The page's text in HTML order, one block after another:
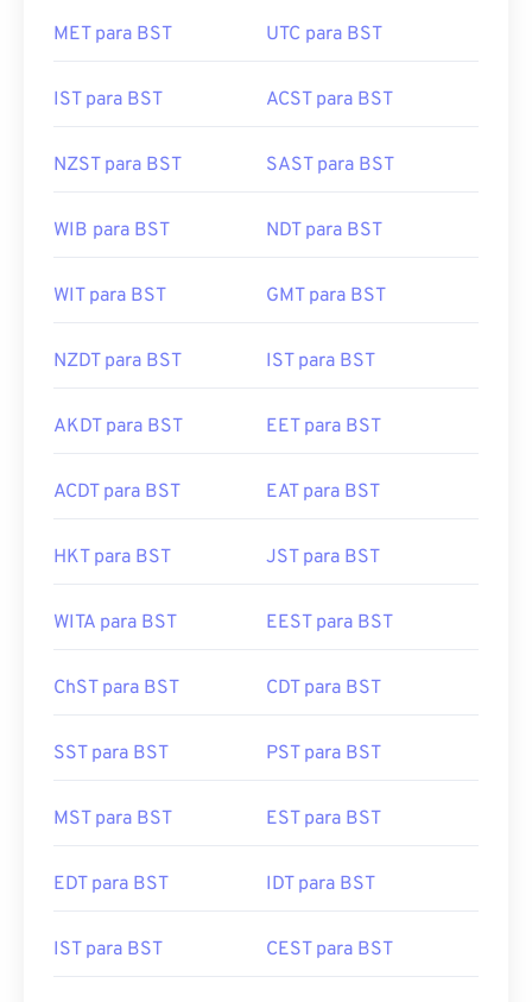
MET para BST UTC para BST
IST para BST ACST para BST
NZST para BST SAST para BST
WIB para BST NDT para BST
WIT para BST GMT para BST
NZDT para BST IST para BST
AKDT para BST EET para BST
ACDT para BST EAT para BST
HKT para BST JST para BST
WITA para BST EEST para BST
ChST para BST CDT para BST
SST para BST PST para BST
MST para BST EST para BST
EDT para BST IDT para BST
IST para BST CEST para BST